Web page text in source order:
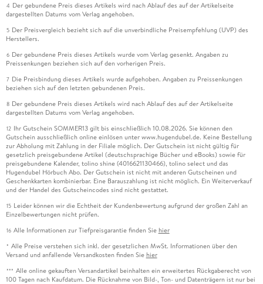
4 Der gebundene Preis dieses Artikels wird nach Ablauf des auf der Artikelseite
dargestellten Datums vom Verlag angehoben.
5 Der Preisvergleich bezieht sich auf die unverbindliche Preisempfehlung (UVP) des
Herstellers.
6 Der gebundene Preis dieses Artikels wurde vom Verlag gesenkt. Angaben zu
Preissenkungen beziehen sich auf den vorherigen Preis.
7 Die Preisbindung dieses Artikels wurde aufgehoben. Angaben zu Preissenkungen
beziehen sich auf den letzten gebundenen Preis.
8 Der gebundene Preis dieses Artikels wird nach Ablauf des auf der Artikelseite
dargestellten Datums vom Verlag angehoben.
12 Ihr Gutschein SOMMER13 gilt bis einschließlich 10.08.2026. Sie können den
Gutschein ausschließlich online einlösen unter www.hugendubel.de. Keine Bestellung
zur Abholung mit Zahlung in der Filiale möglich. Der Gutschein ist nicht gültig für
gesetzlich preisgebundene Artikel (deutschsprachige Bücher und eBooks) sowie für
preisgebundene Kalender, tolino shine (4016621130466), tolino select und das
Hugendubel Hörbuch Abo. Der Gutschein ist nicht mit anderen Gutscheinen und
Geschenkkarten kombinierbar. Eine Barauszahlung ist nicht möglich. Ein Weiterverkauf
und der Handel des Gutscheincodes sind nicht gestattet.
15 Leider können wir die Echtheit der Kundenbewertung aufgrund der großen Zahl an
Einzelbewertungen nicht prüfen.
16 Alle Informationen zur Tiefpreisgarantie finden Sie hier
* Alle Preise verstehen sich inkl. der gesetzlichen MwSt. Informationen über den
Versand und anfallende Versandkosten finden Sie hier
*** Alle online gekauften Versandartikel beinhalten ein erweitertes Rückgaberecht von
100 Tagen nach Kaufdatum. Die Rücknahme von Bild-, Ton- und Datenträgern ist nur bei